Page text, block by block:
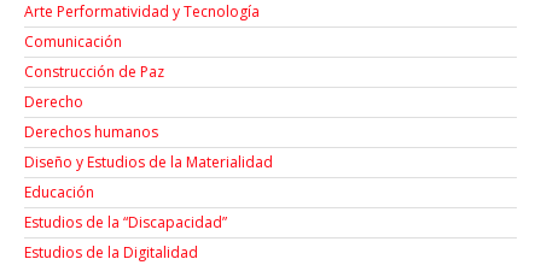
Arte Performatividad y Tecnología
Comunicación
Construcción de Paz
Derecho
Derechos humanos
Diseño y Estudios de la Materialidad
Educación
Estudios de la “Discapacidad”
Estudios de la Digitalidad